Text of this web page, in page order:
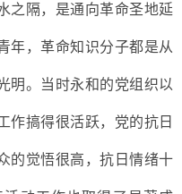
之隔，是通向革命圣地延
年，革命知识分子都是从
明。当时永和的党组织以
作搞得很活跃，党的抗日
的觉悟很高，抗日情绪十